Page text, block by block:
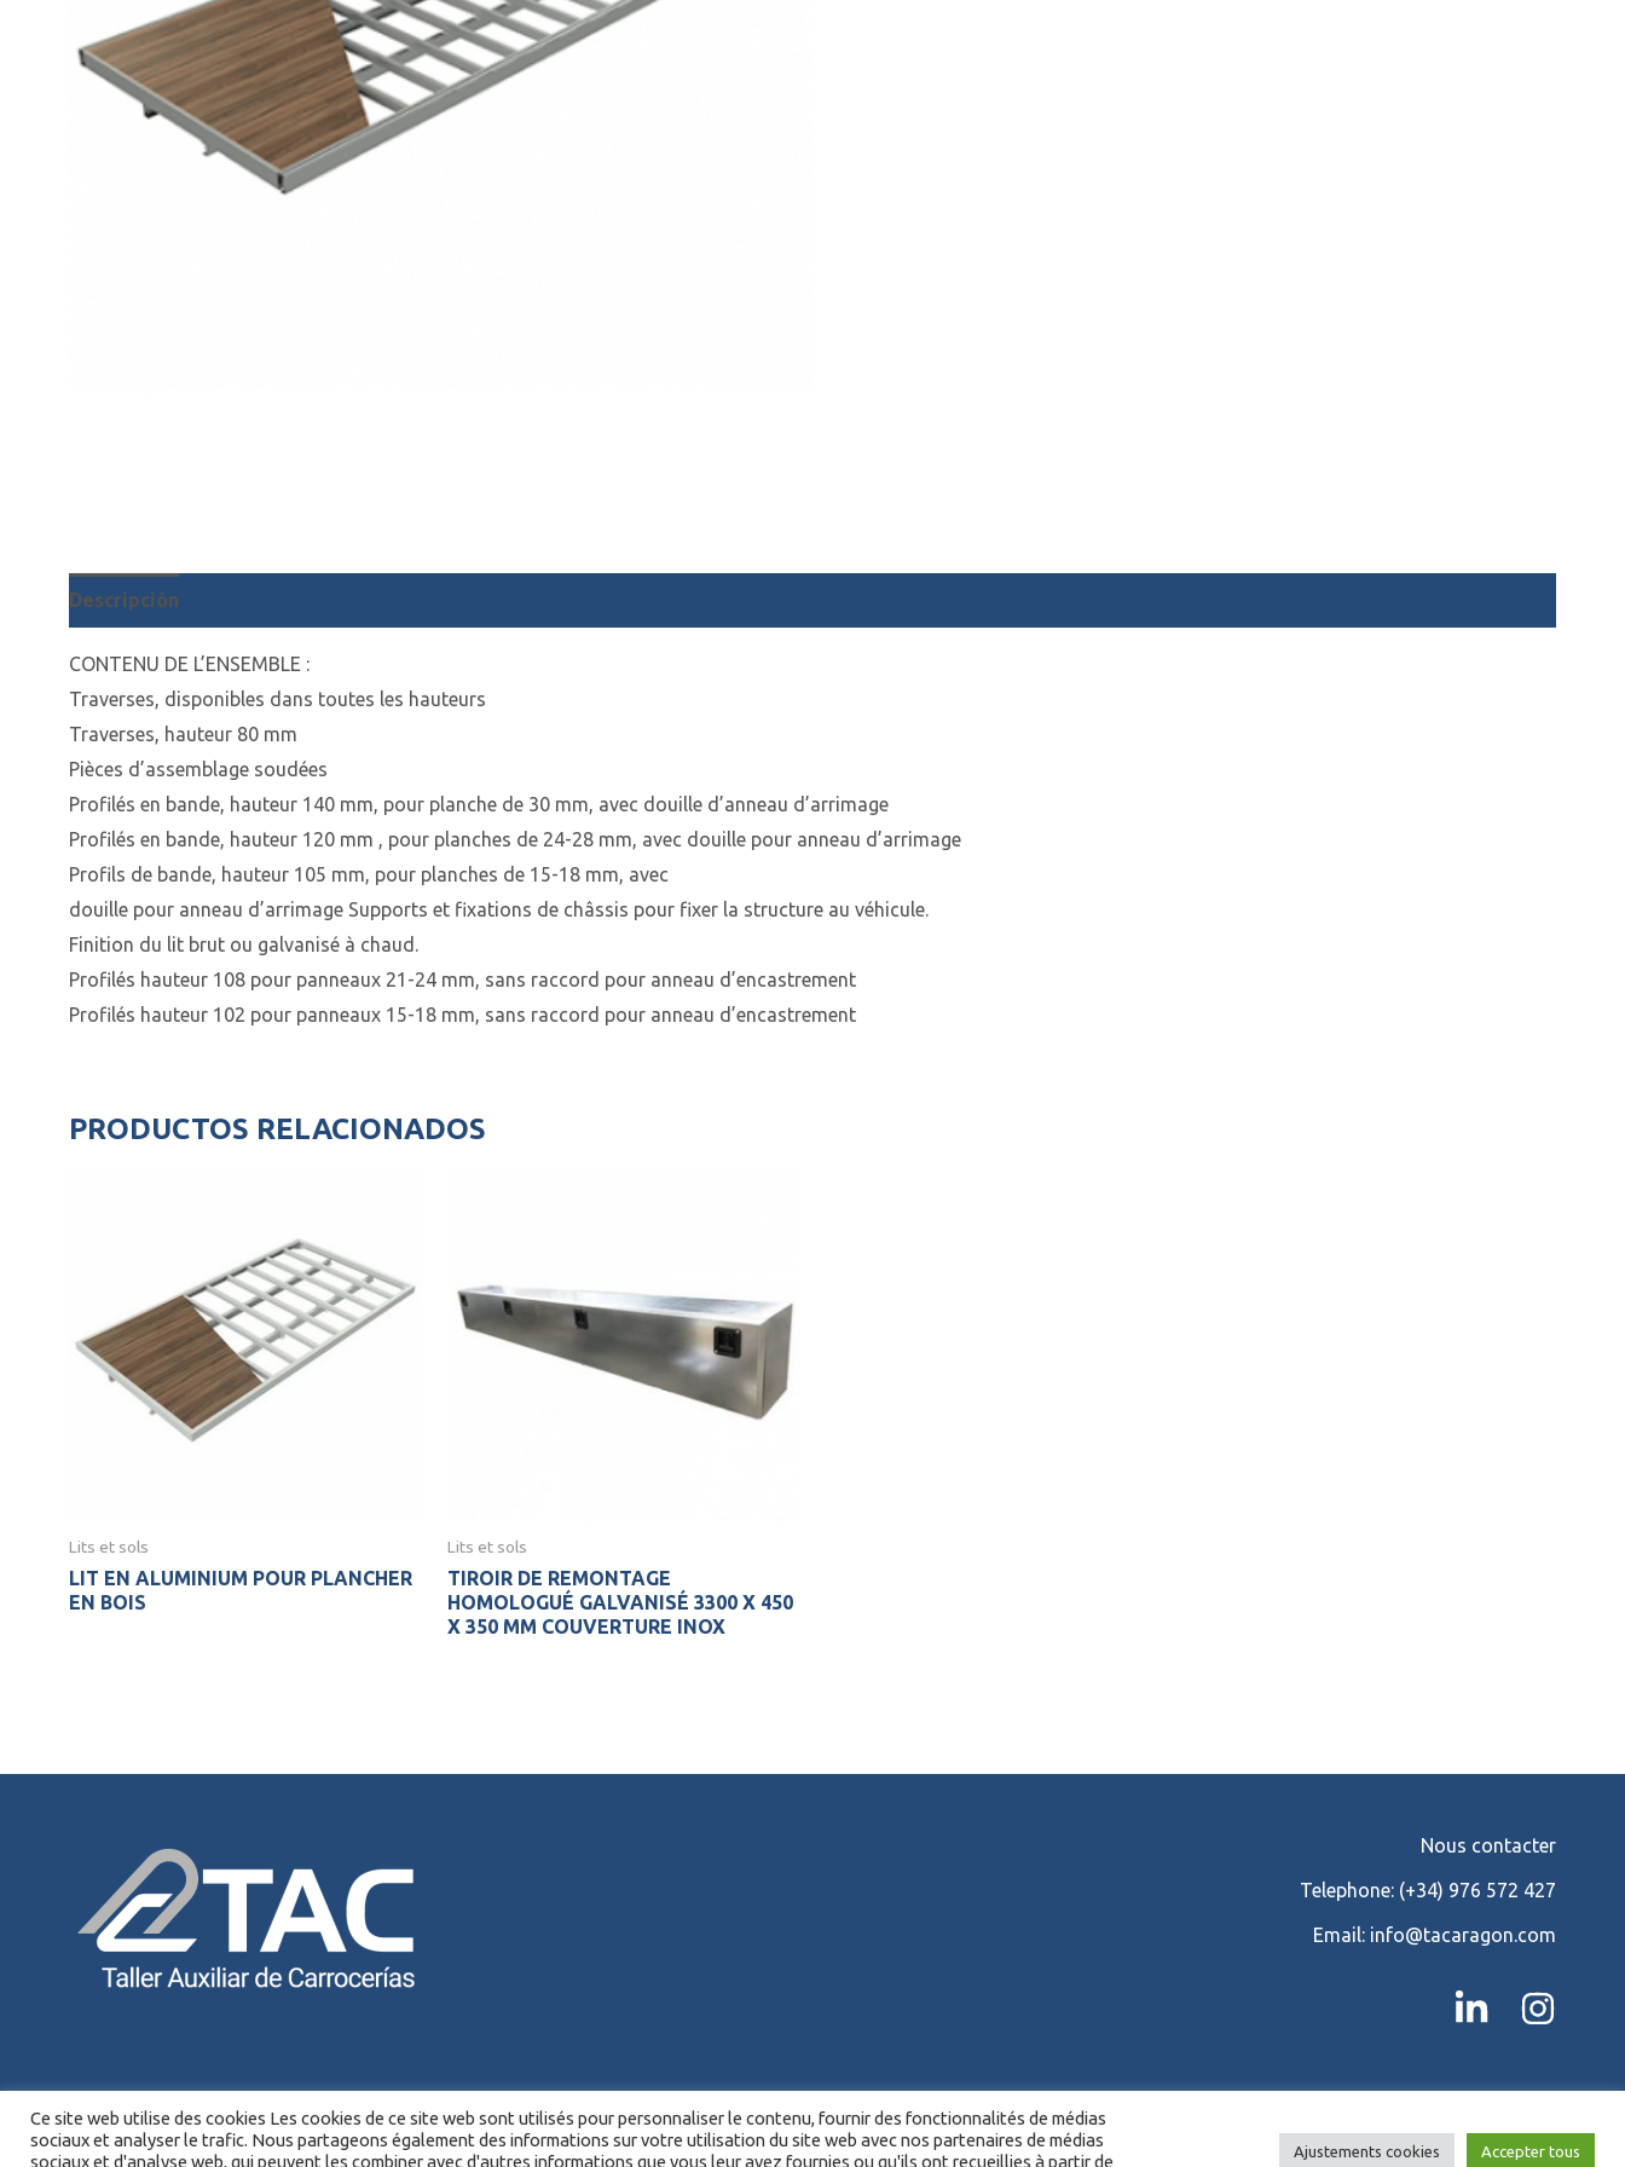
Descripción
CONTENU DE L’ENSEMBLE :
Traverses, disponibles dans toutes les hauteurs
Traverses, hauteur 80 mm
Pièces d’assemblage soudées
Profilés en bande, hauteur 140 mm, pour planche de 30 mm, avec douille d’anneau d’arrimage
Profilés en bande, hauteur 120 mm , pour planches de 24-28 mm, avec douille pour anneau d’arrimage
Profils de bande, hauteur 105 mm, pour planches de 15-18 mm, avec
douille pour anneau d’arrimage Supports et fixations de châssis pour fixer la structure au véhicule.
Finition du lit brut ou galvanisé à chaud.
Profilés hauteur 108 pour panneaux 21-24 mm, sans raccord pour anneau d’encastrement
Profilés hauteur 102 pour panneaux 15-18 mm, sans raccord pour anneau d’encastrement
PRODUCTOS RELACIONADOS
Lits et sols
LIT EN ALUMINIUM POUR PLANCHER
EN BOIS
Lits et sols
TIROIR DE REMONTAGE
HOMOLOGUÉ GALVANISÉ 3300 X 450
X 350 MM COUVERTURE INOX
Nous contacter
Telephone: (+34) 976 572 427
Email: info@tacaragon.com
Politique de confidentialité - Avis juridique -Politique de cookies -Plan du site
Ce site web utilise des cookies Les cookies de ce site web sont utilisés pour personnaliser le contenu, fournir des fonctionnalités de médias
sociaux et analyser le trafic. Nous partageons également des informations sur votre utilisation du site web avec nos partenaires de médias
sociaux et d'analyse web, qui peuvent les combiner avec d'autres informations que vous leur avez fournies ou qu'ils ont recueillies à partir de
Ajustements cookies Accepter tous